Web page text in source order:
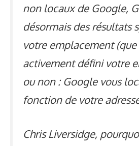
non locaux de Google,
désormais des résultats
votre emplacement (que
activement défini votre
ou non : Google vous
fonction de votre
Chris Liversidge,